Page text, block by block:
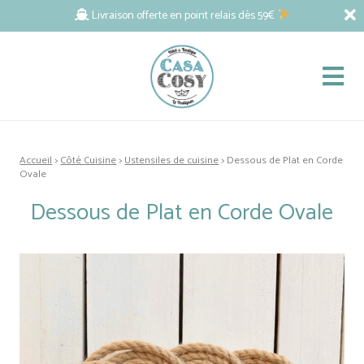
Livraison offerte en point relais dès 59€
Accueil>Côté Cuisine>Ustensiles de cuisine> Dessous de Plat en Corde
Ovale
Dessous de Plat en Corde Ovale